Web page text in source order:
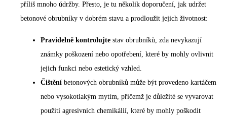
příliš mnoho údržby. Přesto, je tu několik doporučení, jak udržet
betonové obrubníky v dobrém stavu a prodloužit jejich životnost:
Pravidelně kontrolujte stav obrubníků, zda nevykazují
známky poškození nebo opotřebení, které by mohly ovlivnit
jejich funkci nebo estetický vzhled.
Čištění betonových obrubníků může být provedeno kartáčem
nebo vysokotlakým mytím, přičemž je důležité se vyvarovat
použití agresivních chemikálií, které by mohly poškodit